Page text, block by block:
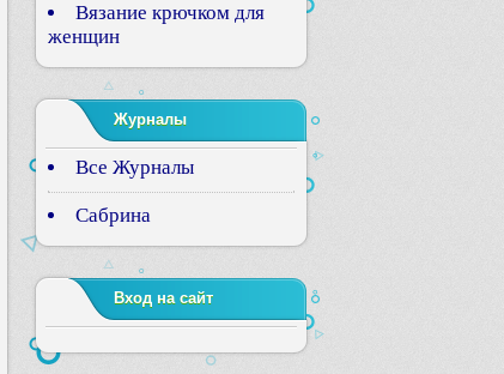
Вязание крючком для
женщин
Журналы
Все Журналы
Сабрина
Вход на сайт